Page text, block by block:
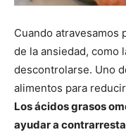
Cuando atravesamos
de la ansiedad, como
descontrolarse. Uno
alimentos para
Los ácidos grasos
ayudar a